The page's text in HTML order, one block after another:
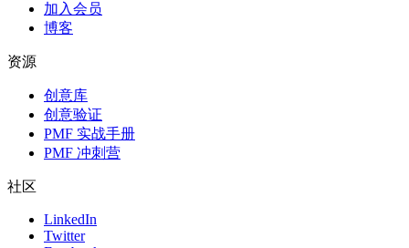
加入会员
博客
资源
创意库
创意验证
PMF 实战手册
PMF 冲刺营
社区
LinkedIn
Twitter